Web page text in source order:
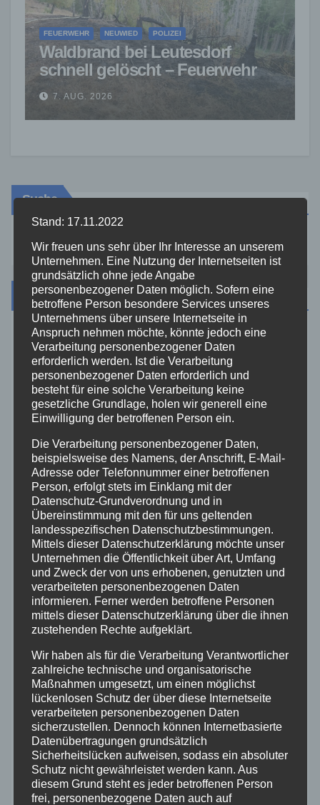
FEUERWEHR NEUWIED POLIZEI
Waldbrand bei Leutesdorf
schnell gelöscht – Feuerwehr
warnt vor erhöhter Brandgefahr
7. AUG. 2026
Suche
Kategorien
Aktuelles
Allgemein
Altenkirchen
Bundespolizei
Feuerwehr
Hilfsorganisationen
Mayen-Koblenz
Neuwied
Rettungsdienst
Rhein-Lahn
THW
Veranstaltungen
Stand: 17.11.2022
Wir freuen uns sehr über Ihr Interesse an unserem
Unternehmen. Eine Nutzung der Internetseiten ist
grundsätzlich ohne jede Angabe
personenbezogener Daten möglich. Sofern eine
betroffene Person besondere Services unseres
Unternehmens über unsere Internetseite in
Anspruch nehmen möchte, könnte jedoch eine
Verarbeitung personenbezogener Daten
erforderlich werden. Ist die Verarbeitung
personenbezogener Daten erforderlich und
besteht für eine solche Verarbeitung keine
gesetzliche Grundlage, holen wir generell eine
Einwilligung der betroffenen Person ein.
Die Verarbeitung personenbezogener Daten,
beispielsweise des Namens, der Anschrift, E-Mail-
Adresse oder Telefonnummer einer betroffenen
Person, erfolgt stets im Einklang mit der
Datenschutz-Grundverordnung und in
Übereinstimmung mit den für uns geltenden
landesspezifischen Datenschutzbestimmungen.
Mittels dieser Datenschutzerklärung möchte unser
Unternehmen die Öffentlichkeit über Art, Umfang
und Zweck der von uns erhobenen, genutzten und
verarbeiteten personenbezogenen Daten
informieren. Ferner werden betroffene Personen
mittels dieser Datenschutzerklärung über die ihnen
zustehenden Rechte aufgeklärt.
Wir haben als für die Verarbeitung Verantwortlicher
zahlreiche technische und organisatorische
Maßnahmen umgesetzt, um einen möglichst
lückenlosen Schutz der über diese Internetseite
verarbeiteten personenbezogenen Daten
sicherzustellen. Dennoch können Internetbasierte
Datenübertragungen grundsätzlich
Sicherheitslücken aufweisen, sodass ein absoluter
Schutz nicht gewährleistet werden kann. Aus
diesem Grund steht es jeder betroffenen Person
frei, personenbezogene Daten auch auf